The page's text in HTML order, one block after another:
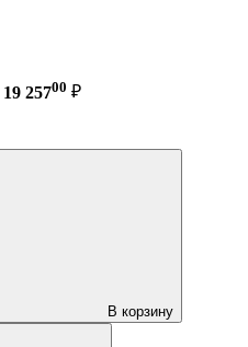
19 25700 ₽
В корзину